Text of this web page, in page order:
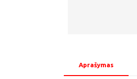
Aprašymas